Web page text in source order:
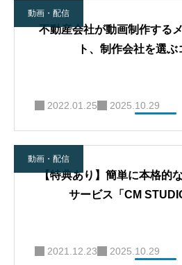
動画・配信
不動産会社が動画制作する
ト、制作会社を選
2022.01.25 2025.10.29
動画・配信
【特典あり】簡単に本格的
サービス「CM
2021.12.23 2025.10.29